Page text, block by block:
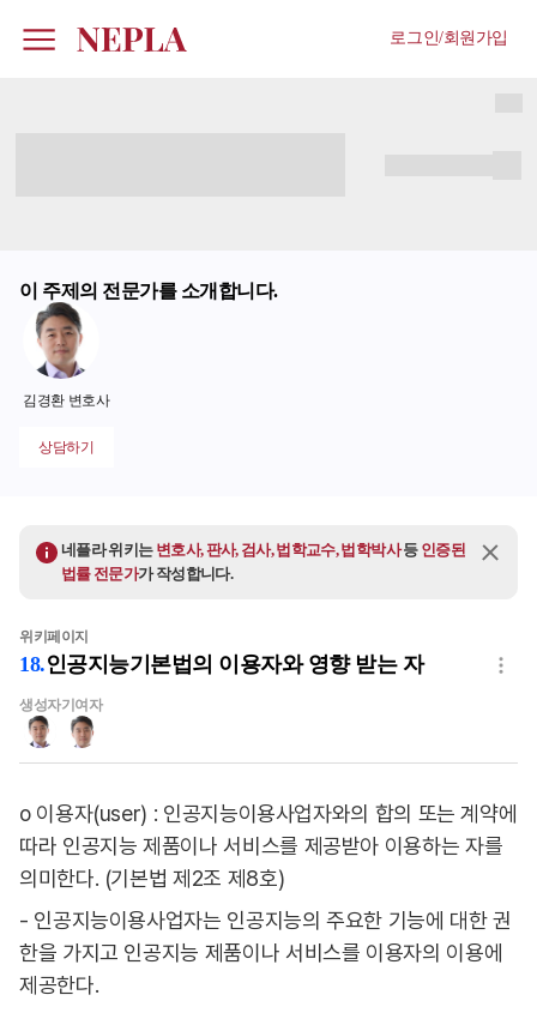
로그인/회원가입
이 주제의 전문가를 소개합니다.
김경환 변호사
상담하기
네플라 위키는 변호사, 판사, 검사, 법학교수, 법학박사등 인증된
법률 전문가가 작성합니다.
위키페이지
18.인공지능기본법의 이용자와 영향 받는 자
생성자기여자
o 이용자(user) : 인공지능이용사업자와의 합의 또는 계약에
따라 인공지능 제품이나 서비스를 제공받아 이용하는 자를
의미한다. (기본법 제2조 제8호)
- 인공지능이용사업자는 인공지능의 주요한 기능에 대한 권
한을 가지고 인공지능 제품이나 서비스를 이용자의 이용에
제공한다.